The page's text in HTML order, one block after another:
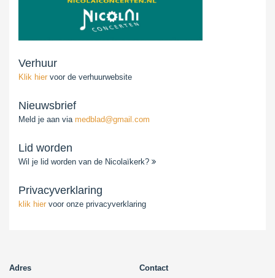
Verhuur
Klik hier voor de verhuurwebsite
Nieuwsbrief
Meld je aan via medblad@gmail.com
Lid worden
Wil je lid worden van de Nicolaïkerk?
Privacyverklaring
klik hier voor onze privacyverklaring
Adres Contact